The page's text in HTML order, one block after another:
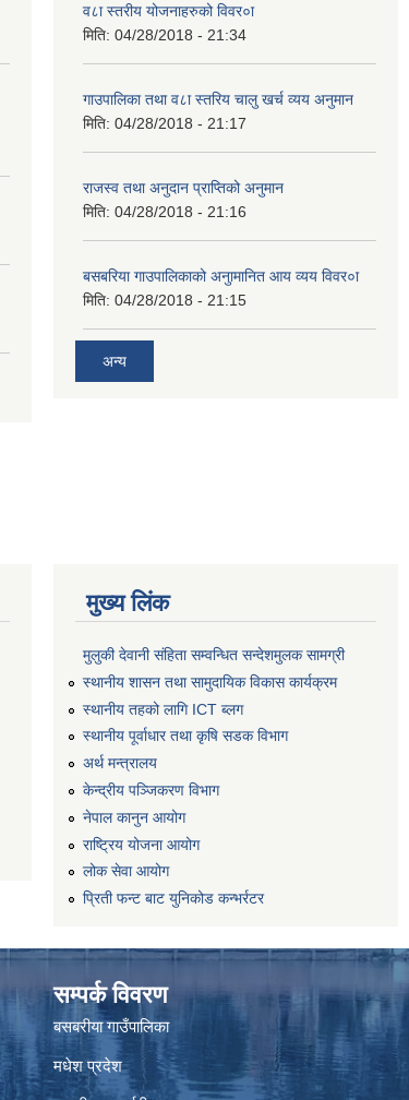
व८ा स्तरीय योजनाहरुको विवर०ा
मिति: 04/28/2018 - 21:34
गाउपालिका तथा व८ा स्तरिय चालु खर्च व्यय अनुमान
मिति: 04/28/2018 - 21:17
राजस्व तथा अनुदान प्राप्तिको अनुमान
मिति: 04/28/2018 - 21:16
बसबरिया गाउपालिकाको अनुामानित आय व्यय विवर०ा
मिति: 04/28/2018 - 21:15
अन्य
मुख्य लिंक
मुलुकी देवानी संहिता सम्वन्धित सन्देशमुलक सामग्री
स्थानीय शासन तथा सामुदायिक विकास कार्यक्रम
स्थानीय तहको लागि ICT ब्लग
स्थानीय पूर्वाधार तथा कृषि सडक विभाग
अर्थ मन्त्रालय
केन्द्रीय पञ्जिकरण विभाग
नेपाल कानुन आयोग
राष्ट्रिय योजना आयोग
लोक सेवा आयोग
प्रिती फन्ट बाट युनिकोड कन्भर्रटर
सम्पर्क विवरण
बसबरीया गाउँपालिका
मधेश प्रदेश